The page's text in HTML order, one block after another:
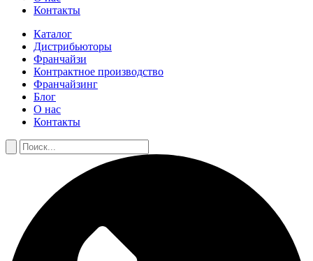
Контакты
Каталог
Дистрибьюторы
Франчайзи
Контрактное производство
Франчайзинг
Блог
О нас
Контакты